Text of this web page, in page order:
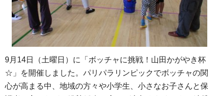
9月14日（土曜日）に「ボッチャに挑戦！山田かがやき杯
☆」を開催しました。パリパラリンピックでボッチャの関
心が高まる中、地域の方々や小学生、小さなお子さんと保